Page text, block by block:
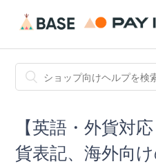
【英語・外貨対
貨表記、海外向